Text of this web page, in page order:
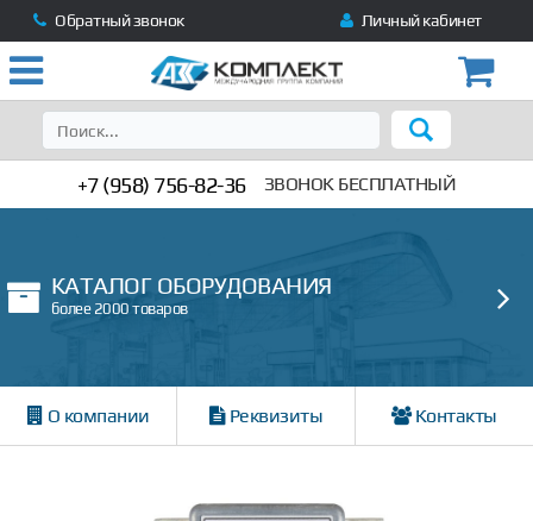
Обратный звонок Личный кабинет
+7 (958) 756-82-36 ЗВОНОК БЕСПЛАТНЫЙ
КАТАЛОГ ОБОРУДОВАНИЯ
более 2000 товаров
О компании Реквизиты Контакты